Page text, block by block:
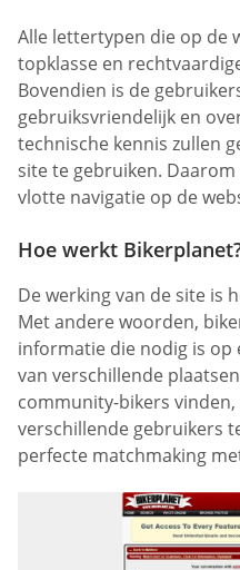
Alle lettertypen die op de
topklasse en
Bovendien is de
gebruiksvriendelijk en
technische kennis zullen
site te gebruiken.
vlotte navigatie op de
Hoe werkt
De werking van de site is
Met andere woorden,
informatie die nodig is
van verschillende
community-bikers
verschillende gebruikers
perfecte matchmaking